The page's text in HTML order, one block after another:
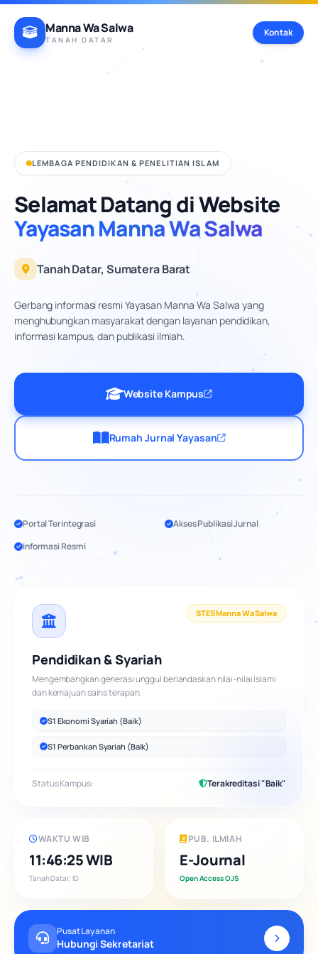
Manna Wa Salwa
TANAH DATAR
Kontak
LEMBAGA PENDIDIKAN & PENELITIAN ISLAM
Selamat Datang di Website
Yayasan Manna Wa Salwa
Tanah Datar, Sumatera Barat
Gerbang informasi resmi Yayasan Manna Wa Salwa yang
menghubungkan masyarakat dengan layanan pendidikan,
informasi kampus, dan publikasi ilmiah.
Website Kampus
Rumah Jurnal Yayasan
Portal Terintegrasi
Akses Publikasi Jurnal
Informasi Resmi
STES Manna Wa Salwa
Pendidikan & Syariah
Mengembangkan generasi unggul berlandaskan nilai-nilai Islami
dan kemajuan sains terapan.
S1 Ekonomi Syariah (Baik)
S1 Perbankan Syariah (Baik)
Status Kampus: Terakreditasi "Baik"
WAKTU WIB
11:46:25 WIB
Tanah Datar, ID
PUB. ILMIAH
E-Journal
Open Access OJS
Pusat Layanan
Hubungi Sekretariat
Informasi Kontak
EMAIL RESMI
stesmannawasalwa@gmail.com
LAYANAN INFORMASI / WA
085381730087
Salin